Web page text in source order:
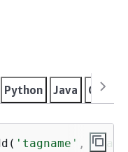
Python Java C#
'tagname' ,